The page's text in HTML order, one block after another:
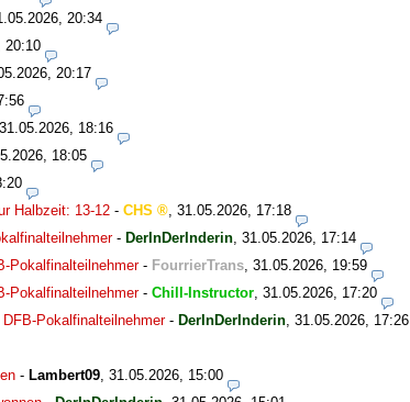
20:34
20:10
20:17
31.05.2026, 18:16
18:05
Halbzeit: 13-12 - CHS
31.05.2026, 17:18
- DerInDerInderin 31.05.2026, 17:14
Pokalfinalteilnehmer- FourrierTrans 31.05.2026, 19:59
Pokalfinalteilnehmer- Chill-Instructor 31.05.2026, 17:20
Pokalfinalteilnehmer- DerInDerInderin 31.05.2026, 17:26
- Lambert09 31.05.2026, 15:00